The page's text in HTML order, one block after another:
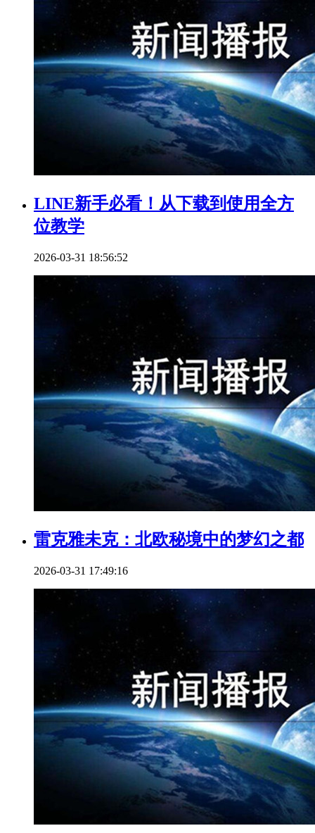
LINE新手必看！从下载到使用全方
位教学
2026-03-31 18:56:52
雷克雅未克：北欧秘境中的梦幻之都
2026-03-31 17:49:16